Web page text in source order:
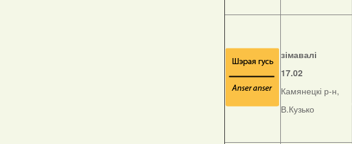
зімавалі
17.02
Камянецкі р-н,
В.Кузько